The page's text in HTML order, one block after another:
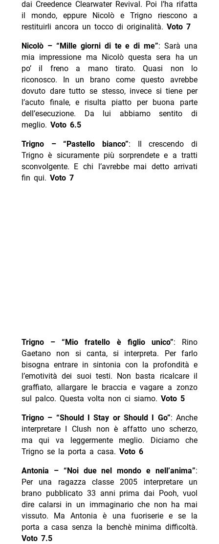
dai Creedence Clearwater Revival. Poi l’ha rifatta
il mondo, eppure Nicolò e Trigno riescono a
restituirli ancora un tocco di originalità. Voto 7
Nicolò – “Mille giorni di te e di me”: Sarà una
mia impressione ma Nicolò questa sera ha un
po’ il freno a mano tirato. Quasi non lo
riconosco. In un brano come questo avrebbe
dovuto dare tutto se stesso, invece si tiene per
l’acuto finale, e risulta piatto per buona parte
dell’esecuzione. Da lui abbiamo sentito di
meglio. Voto 6.5
Trigno – “Pastello bianco”: Il crescendo di
Trigno è sicuramente più sorprendete e a tratti
sconvolgente. E chi l’avrebbe mai detto arrivati
fin qui. Voto 7
Trigno – “Mio fratello è figlio unico”: Rino
Gaetano non si canta, si interpreta. Per farlo
bisogna entrare in sintonia con la profondità e
l’emotività dei suoi testi. Non basta ricalcare il
graffiato, allargare le braccia e vagare a zonzo
sul palco. Questa volta non ci siamo. Voto 5
Trigno – “Should I Stay or Should I Go”: Anche
interpretare I Clush non è affatto uno scherzo,
ma qui va leggermente meglio. Diciamo che
Trigno se la porta a casa. Voto 6
Antonia – “Noi due nel mondo e nell’anima”:
Per una ragazza classe 2005 interpretare un
brano pubblicato 33 anni prima dai Pooh, vuol
dire calarsi in un immaginario che non ha mai
vissuto. Ma Antonia è una fuoriserie e se la
porta a casa senza la benchè minima difficoltà.
Voto 7.5